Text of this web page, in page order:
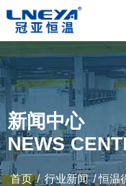
新闻中心
NEWS
首页/行业新闻/ 恒温